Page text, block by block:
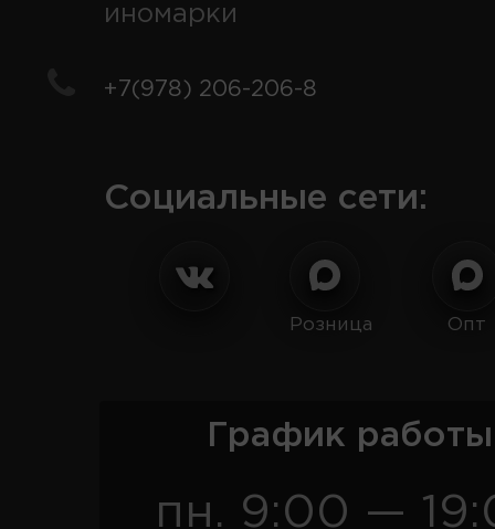
иномарки
+7(978) 206-206-8
Социальные сети:
Розница Опт
График
пн. 9:00 —